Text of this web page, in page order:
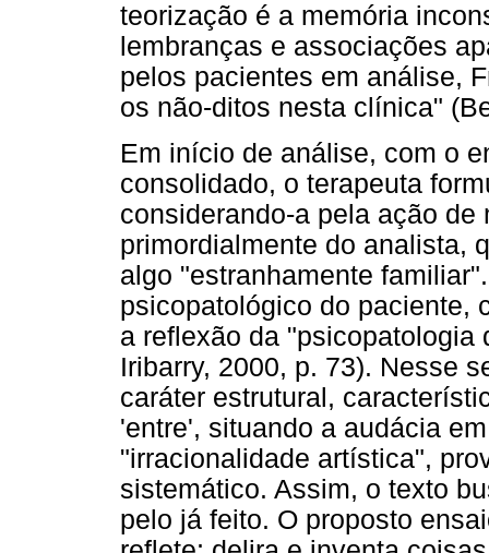
teorização é a memória
lembranças e associações
pelos pacientes em análise,
os não-ditos nesta clínica"
Em início de análise, com o
consolidado, o terapeuta
considerando-a pela ação
primordialmente do analista,
algo "estranhamente
psicopatológico do paciente,
a reflexão da "psicopatologia
Iribarry, 2000, p. 73). Nesse
caráter estrutural,
'entre', situando a audácia
"irracionalidade artística",
sistemático. Assim, o texto
pelo já feito. O proposto